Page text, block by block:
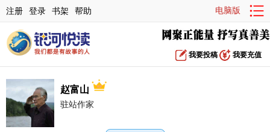
注册 登录 书架 帮助 电脑版
我要投稿 我要充值
赵富山
驻站作家